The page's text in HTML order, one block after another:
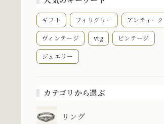
ギフト フィリグリー アンティーク
ヴィンテージ vtg ビンテージ
ジュエリー
カテゴリから選ぶ
リング